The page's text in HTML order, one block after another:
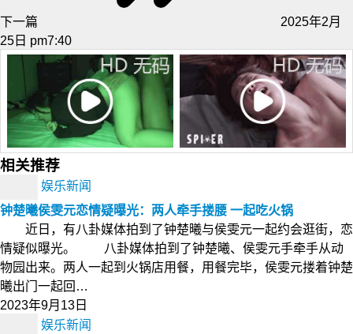
下一篇
2025年2月
25日 pm7:40
相关推荐
娱乐新闻
钟楚曦侯雯元恋情疑曝光：两人牵手搂腰 一起吃火锅
近日，有八卦媒体拍到了钟楚曦与侯雯元一起约会逛街，恋
情疑似曝光。 八卦媒体拍到了钟楚曦、侯雯元手牵手从动
物园出来。两人一起到火锅店用餐，用餐完毕，侯雯元搂着钟楚
曦出门一起回…
2023年9月13日
娱乐新闻